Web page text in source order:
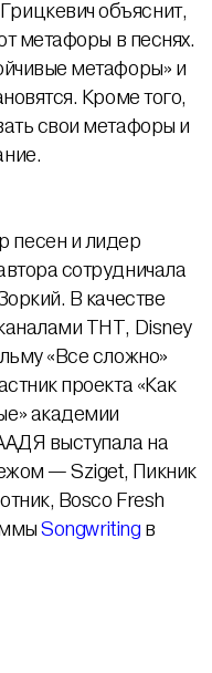
объяснит,
метафоры в песнях.
метафоры» и
Кроме того,
свои метафоры и
песен и лидер
сотрудничала
В качестве
ТНТ, Disney
«Все сложно»
проекта «Как
академии
выступала на
— Sziget, Пикник
Bosco Fresh
Songwriting в